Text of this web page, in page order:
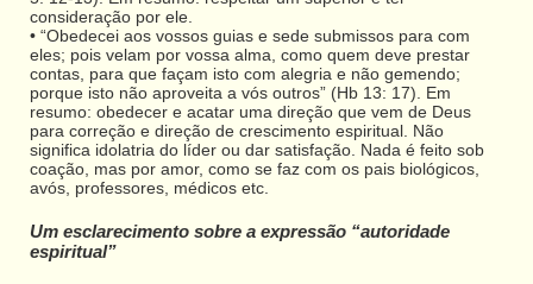
consideração por ele.
• “Obedecei aos vossos guias e sede submissos para com
eles; pois velam por vossa alma, como quem deve prestar
contas, para que façam isto com alegria e não gemendo;
porque isto não aproveita a vós outros” (Hb 13: 17). Em
resumo: obedecer e acatar uma direção que vem de Deus
para correção e direção de crescimento espiritual. Não
significa idolatria do líder ou dar satisfação. Nada é feito sob
coação, mas por amor, como se faz com os pais biológicos,
avós, professores, médicos etc.
Um esclarecimento sobre a expressão “autoridade
espiritual”